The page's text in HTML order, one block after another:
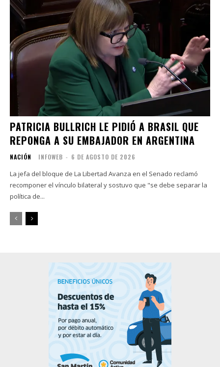
PATRICIA BULLRICH LE PIDIÓ A BRASIL QUE
REPONGA A SU EMBAJADOR EN ARGENTINA
NACIÓN INFOWEB - 6 DE AGOSTO DE 2026
La jefa del bloque de La Libertad Avanza en el Senado reclamó
recomponer el vínculo bilateral y sostuvo que "se debe separar la
política de...